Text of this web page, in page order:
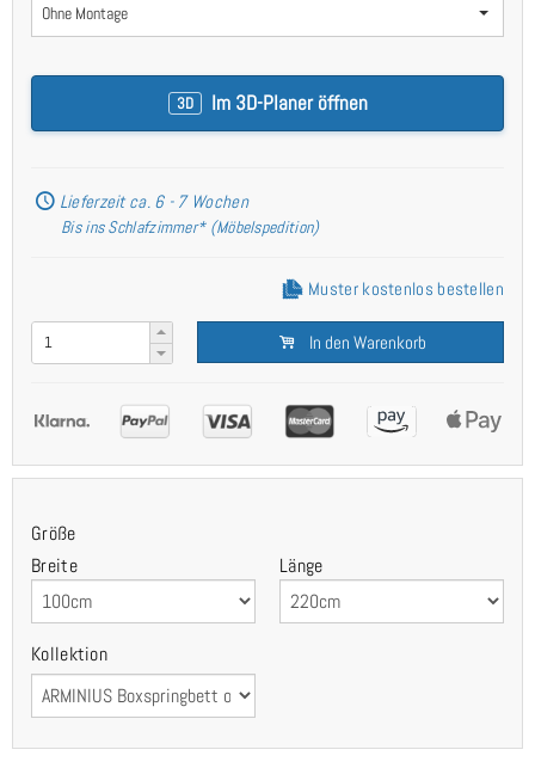
Ohne Montage
3D Im 3D-Planer öffnen
Lieferzeit ca. 6 - 7 Wochen
Bis ins Schlafzimmer* (Möbelspedition)
Muster kostenlos bestellen
In den Warenkorb
Größe
Breite
Länge
Kollektion